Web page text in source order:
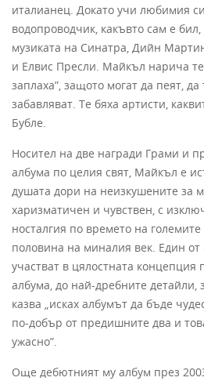
италианец. Докато учи любимия
водопроводчик, какъвто сам е
музиката на Синатра, Дийн
и Елвис Пресли. Майкъл нарича
заплаха”, защото могат да пеят, да
забавляват. Те бяха артисти,
Бубле.
Носител на две награди Грами и
албума по целия свят, Майкъл е
душата дори на неизкушените за
харизматичен и чувствен, с
носталгия по времето на
половина на миналия век. Един от
участват в цялостната концепция
албума, до най-дребните детайли,
казва „исках албумът да бъде
по-добър от предишните два и
ужасно”.
Още дебютният му албум през